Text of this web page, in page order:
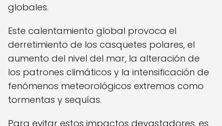
globales.
Este calentamiento global provoca el
derretimiento de los casquetes polares, el
aumento del nivel del mar, la alteración de
los patrones climáticos y la intensificación de
fenómenos meteorológicos extremos como
tormentas y sequías.
Para evitar estos impactos devastadores, es